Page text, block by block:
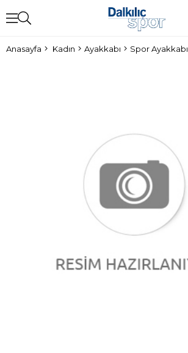
Anasayfa Kadın Ayakkabı Spor Ayakkabı